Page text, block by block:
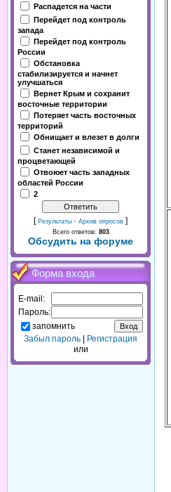
Распадется на части
Перейдет под контроль
запада
Перейдет под контроль
России
Обстановка
стабилизируется и начнет
улучшаться
Вернет Крым и сохранит
восточные территории
Потеряет часть восточных
территорий
Обнищает и влезет в долги
Станет независимой и
процветающей
Отвоюет часть западных
областей России
2
[ Результаты · Архив опросов ]
Всего ответов: 803
Обсудить на форуме
Форма входа
E-mail:
Пароль:
запомнить
Забыл пароль
Регистрация
или